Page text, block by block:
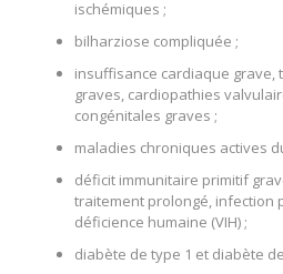
ischémiques ;
bilharziose compliquée ;
insuffisance cardiaque grave,
graves, cardiopathies
congénitales graves ;
maladies chroniques actives
déficit immunitaire primitif
traitement prolongé, infection
déficience humaine (VIH) ;
diabète de type 1 et diabète